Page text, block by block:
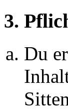
3.
Du